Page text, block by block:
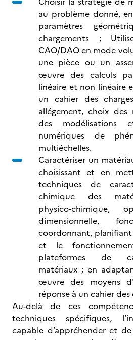
au problème donné,
paramètres
chargements ;
CAO/DAO en mode
une pièce ou un
œuvre des calculs
linéaire et non linéaire
un cahier des
allégement, choix des
des modélisations
numériques de
multiéchelles.
Caractériser un
choisissant et en
techniques de
chimique des
physico-chimique,
dimensionnelle,
coordonnant,
et le
plateformes de
matériaux ; en
œuvre des moyens
réponse à un cahier
Au-delà de ces
techniques spécifiques,
capable d’appréhender et